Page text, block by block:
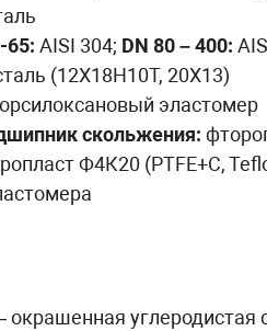
65: AISI 304; DN 80 – 400:
(12Х18Н10Т, 20Х13)
эластомер
скольжения:
Ф4К20 (PTFE+C,
окрашенная